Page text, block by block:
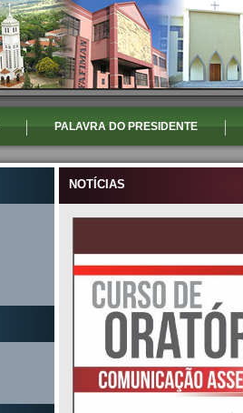
PALAVRA DO PRESIDENTE
NOTÍCIAS